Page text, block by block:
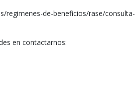
de-beneficios/rase/consulta-
en contactarnos: